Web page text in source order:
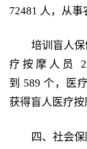
72481 人，从事
培训盲人
疗按摩人员
到 589 个，医
获得盲人医疗按
四、社会保